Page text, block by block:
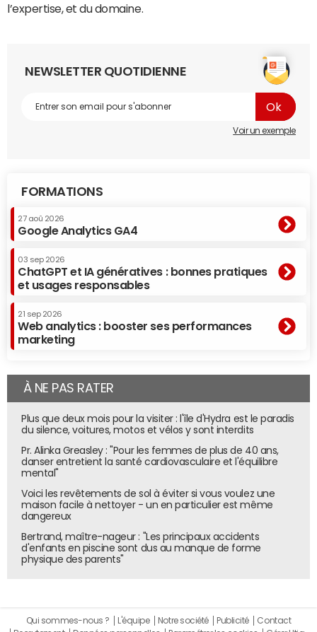
l’expertise, et du domaine.
NEWSLETTER QUOTIDIENNE
Voir un exemple
FORMATIONS
27 aoû 2026
Google Analytics GA4
03 sep 2026
ChatGPT et IA génératives : bonnes pratiques
et usages responsables
21 sep 2026
Web analytics : booster ses performances
marketing
À NE PAS RATER
Plus que deux mois pour la visiter : l'île d'Hydra est le paradis
du silence, voitures, motos et vélos y sont interdits
Pr. Alinka Greasley : "Pour les femmes de plus de 40 ans,
danser entretient la santé cardiovasculaire et l'équilibre
mental"
Voici les revêtements de sol à éviter si vous voulez une
maison facile à nettoyer - un en particulier est même
dangereux
Bertrand, maître-nageur : "Les principaux accidents
d'enfants en piscine sont dus au manque de forme
physique des parents"
Qui sommes-nous ? L'équipe Notre société Publicité
Contact